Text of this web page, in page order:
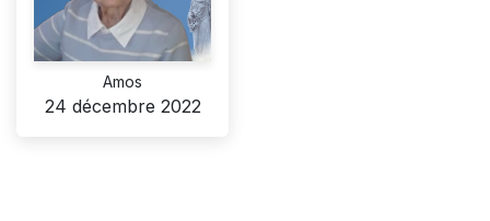
Amos
24 décembre 2022